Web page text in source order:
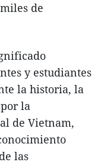
de
y estudiantes
la historia, la
la
de Vietnam,
las